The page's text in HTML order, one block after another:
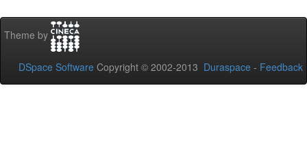
Theme by
DSpace Software Copyright © 2002-2013 Duraspace - Feedback